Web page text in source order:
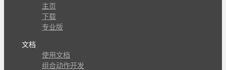
主页
下载
专业版
文档
使用文档
组合动作开发